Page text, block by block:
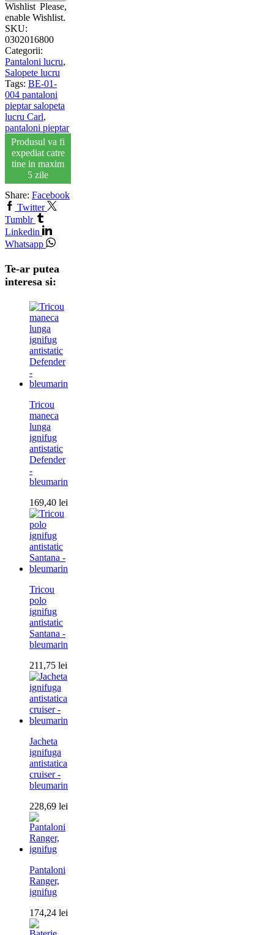
Wishlist Please,
enable Wishlist.
SKU:
0302016800
Categorii:
Pantaloni lucru,
Salopete lucru
Tags: BE-01-
004 pantaloni
pieptar salopeta
lucru Carl,
pantaloni pieptar
Produsul va fi
expediat catre
tine in maxim
5 zile
Share: Facebook
Twitter
Tumblr
Linkedin
Whatsapp
Te-ar putea
interesa si:
Tricou
maneca
lunga
ignifug
antistatic
Defender
-
bleumarin
169,40 lei
Tricou
polo
ignifug
antistatic
Santana -
bleumarin
211,75 lei
Jacheta
ignifuga
antistatica
cruiser -
bleumarin
228,69 lei
Pantaloni
Ranger,
ignifug
174,24 lei